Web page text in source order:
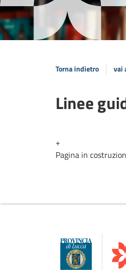
Torna indietro vai
Linee
+
Pagina in